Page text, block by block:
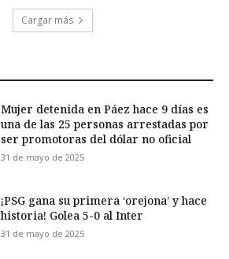
Cargar más
Mujer detenida en Páez hace 9 días es
una de las 25 personas arrestadas por
ser promotoras del dólar no oficial
31 de mayo de 2025
¡PSG gana su primera ‘orejona’ y hace
historia! Golea 5-0 al Inter
31 de mayo de 2025